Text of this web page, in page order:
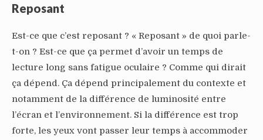
Reposant
Est-ce que c’est reposant ? « Reposant » de quoi parle-
t-on ? Est-ce que ça permet d’avoir un temps de
lecture long sans fatigue oculaire ? Comme qui dirait
ça dépend. Ça dépend principalement du contexte et
notamment de la différence de luminosité entre
l’écran et l’environnement. Si la différence est trop
forte, les yeux vont passer leur temps à accommoder